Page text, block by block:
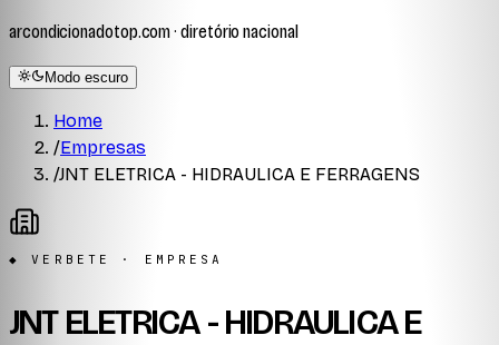
arcondicionadotop.com · diretório nacional
Modo escuro
Home
/Empresas
/JNT ELETRICA - HIDRAULICA E FERRAGENS
◆ VERBETE · EMPRESA
JNT ELETRICA - HIDRAULICA E